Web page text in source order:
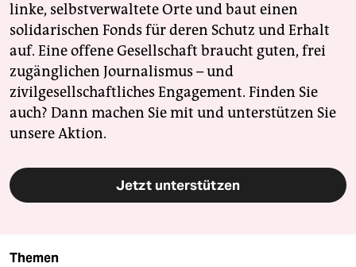
linke, selbstverwaltete Orte und baut einen
solidarischen Fonds für deren Schutz und Erhalt
auf. Eine offene Gesellschaft braucht guten, frei
zugänglichen Journalismus – und
zivilgesellschaftliches Engagement. Finden Sie
auch? Dann machen Sie mit und unterstützen Sie
unsere Aktion.
Jetzt unterstützen
Themen